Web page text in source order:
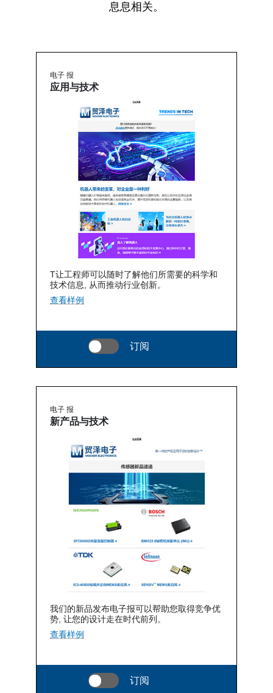
息息相关。
电子 报
应用与技术
T让工程师可以随时了解他们所需要的科学和
技术信息, 从而推动行业创新。
查看样例
订阅
电子 报
新产品与技术
我们的新品发布电子报可以帮助您取得竞争优
势, 让您的设计走在时代前列。
查看样例
订阅